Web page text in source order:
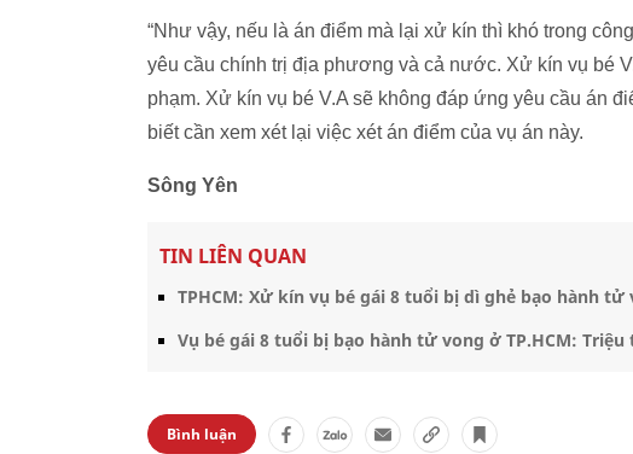
“Như vậy, nếu là án điểm mà lại xử kín thì khó trong
yêu cầu chính trị địa phương và cả nước. Xử kín vụ bé
phạm. Xử kín vụ bé V.A sẽ không đáp ứng yêu cầu án
biết cần xem xét lại việc xét án điểm của vụ án này.
Sông Yên
TIN LIÊN QUAN
TPHCM: Xử kín vụ bé gái 8 tuổi bị dì ghẻ bạo hành tử
Vụ bé gái 8 tuổi bị bạo hành tử vong ở TP.HCM:
Bình luận